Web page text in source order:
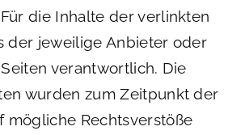
die Inhalte der verlinkten
der jeweilige Anbieter oder
verantwortlich. Die
wurden zum Zeitpunkt der
mögliche Rechtsverstöße